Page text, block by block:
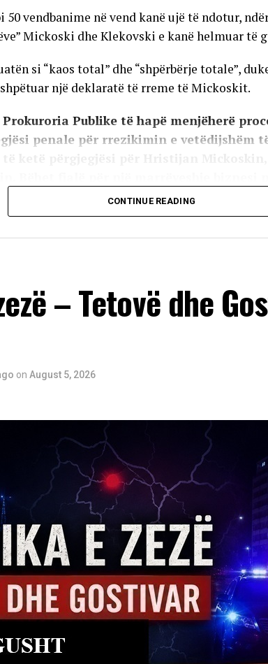
50 vendbanime në vend kanë ujë të ndotur,
Mickoski dhe Klekovski e kanë helmuar të
si “kaos total” dhe “shpërbërje totale”,
një deklaratë të rreme të Mickoskit.
Prokuroria Publike të hapë menjëherë
penale për rrezikimin e vetëdijshëm
në Gostivar, pa tender dhe pa shpallje
të pasakta dhe tërësisht të sajuara.
ADVERTISEMENT
në komunikatë, mbetet konsekuente ndaj
me ujë të sigurt për pije derisa
zyrtarisht se uji nga sistemi i
përmbushet plotësisht dhe nuk do të vihet
CONTINUE READING
– Tetovë dhe
on August 5, 2026